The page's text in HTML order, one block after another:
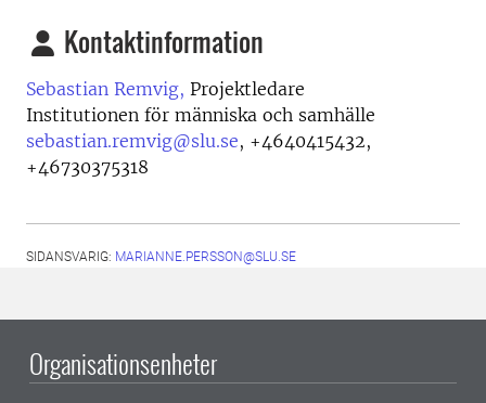
Kontaktinformation
Sebastian Remvig, Projektledare
Institutionen för människa och samhälle
sebastian.remvig@slu.se, +4640415432,
+46730375318
SIDANSVARIG: MARIANNE.PERSSON@SLU.SE
Organisationsenheter